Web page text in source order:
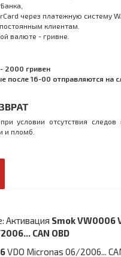
через платежную систему
клиентам.
валюте - гривне.
2000 гривен
после 16-00 отправляются на
условии отсутствия следов
и пломб.
Активация Smok VW0006
CAN OBD
VDO Micronas 06/2006...